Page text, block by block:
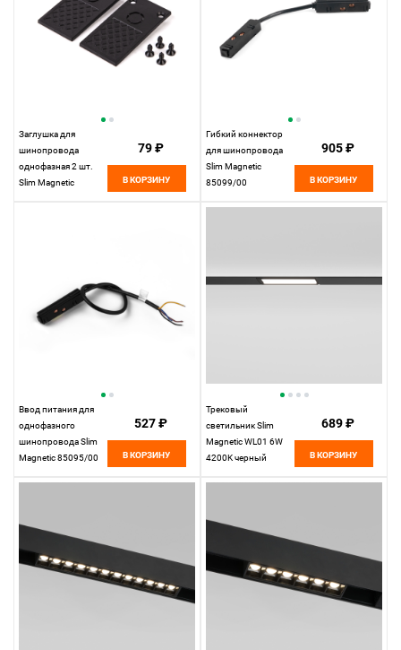
Заглушка для
шинопровода
однофазная 2 шт.
Slim Magnetic
79 ₽
В КОРЗИНУ
Гибкий коннектор
для шинопровода
Slim Magnetic
85099/00
905 ₽
В КОРЗИНУ
Ввод питания для
однофазного
шинопровода Slim
Magnetic 85095/00
527 ₽
В КОРЗИНУ
Трековый
светильник Slim
Magnetic WL01 6W
4200K черный
689 ₽
В КОРЗИНУ